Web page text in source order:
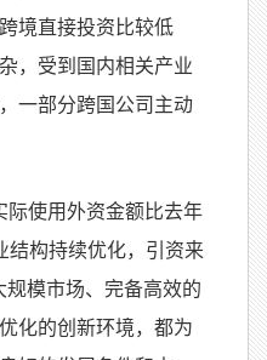
境直接投资比较低
，受到国内相关产业
一部分跨国公司主动
际使用外资金额比去年
结构持续优化，引资来
模市场、完备高效的
化的创新环境，都为